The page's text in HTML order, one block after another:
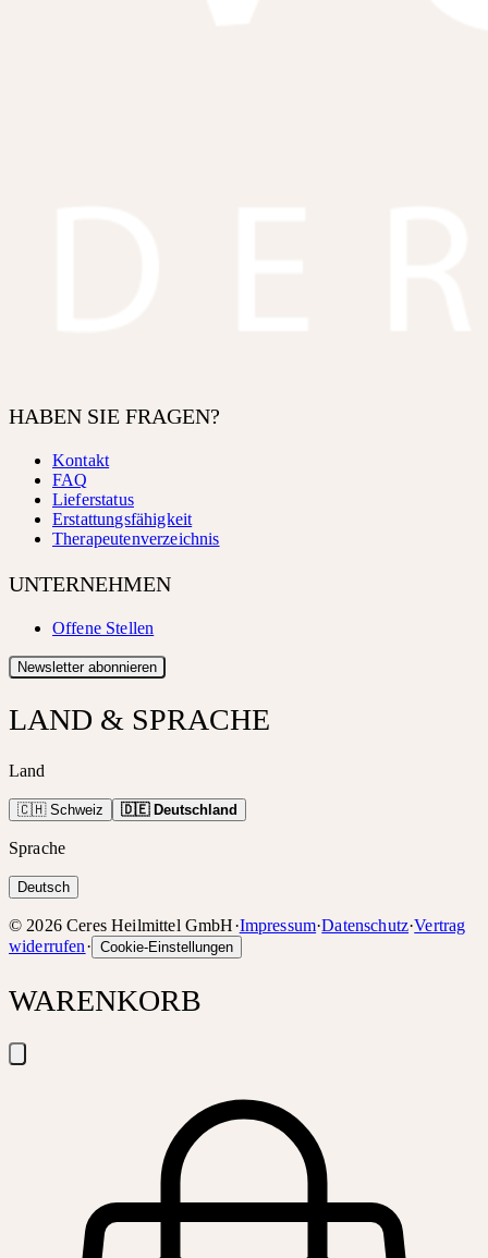
HABEN SIE FRAGEN?
Kontakt
FAQ
Lieferstatus
Erstattungsfähigkeit
Therapeutenverzeichnis
UNTERNEHMEN
Offene Stellen
Newsletter abonnieren
LAND & SPRACHE
Land
🇨🇭 Schweiz 🇩🇪 Deutschland
Sprache
Deutsch
©2026 Ceres Heilmittel GmbH·Impressum·Datenschutz·Vertrag
widerrufen· Cookie-Einstellungen
WARENKORB